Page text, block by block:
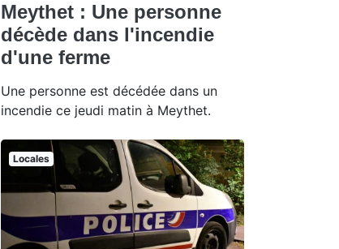
Meythet : Une personne
décède dans l'incendie
d'une ferme
Une personne est décédée dans un
incendie ce jeudi matin à Meythet.
Locales